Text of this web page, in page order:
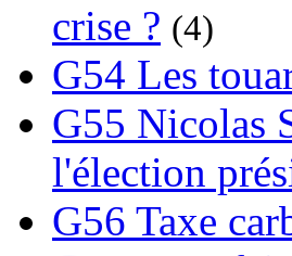
crise ? (4)
G54 Les
G55 Nicolas
l'élection
G56 Taxe